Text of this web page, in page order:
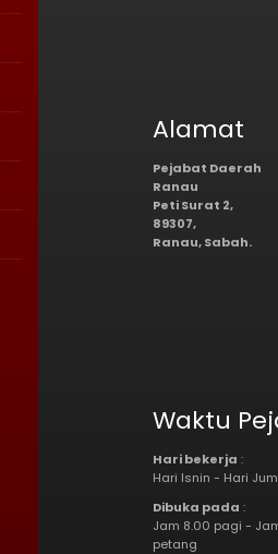
Alamat
Pejabat Daerah
Ranau
Peti Surat 2,
89307,
Ranau, Sabah.
Waktu
Hari bekerja :
Hari Isnin - Hari
Dibuka pada :
Jam 8.00 pagi -
petang